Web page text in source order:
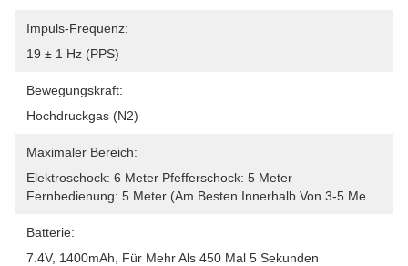
Impuls-Frequenz:
19 ± 1 Hz (PPS)
Bewegungskraft:
Hochdruckgas (N2)
Maximaler Bereich:
Elektroschock: 6 Meter Pfefferschock: 5 Meter
Fernbedienung: 5 Meter (am Besten Innerhalb Von 3-5 Me
Batterie:
7.4V, 1400mAh, Für Mehr Als 450 Mal 5 Sekunden